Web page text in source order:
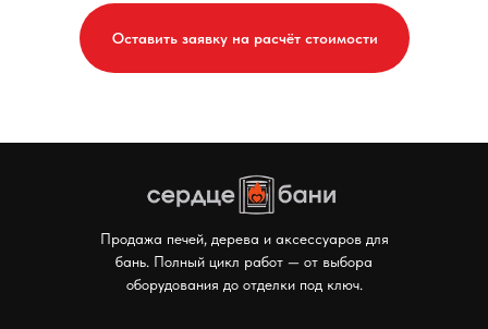
Оставить заявку на расчёт стоимости
Продажа печей, дерева и аксессуаров для
бань. Полный цикл работ — от выбора
оборудования до отделки под ключ.
Мы в соцсетях: